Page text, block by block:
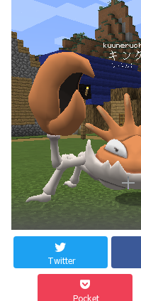
Twitter
Pocket